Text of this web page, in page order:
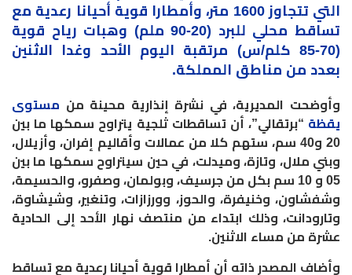
التي تتجاوز 1600 متر، وأمطارا قوية أحيانا رعدية مع
تساقط محلي للبرد (20-90 ملم) وهبات رياح قوية
(70-85 كلم/س) مرتقبة اليوم الأحد وغدا الاثنين
بعدد من مناطق المملكة.
وأوضحت المديرية، في نشرة إنذارية محينة من مستوى
يقظة “برتقالي”، أن تساقطات ثلجية يتراوح سمكها ما بين
20 و40 سم، ستهم كلا من عمالات وأقاليم إفران، وأزيلال،
وبني ملال، وتازة، وميدلت، في حين سيتراوح سمكها ما بين
05 و 10 سم بكل من جرسيف، وبولمان، وصفرو، والحسيمة،
وشفشاون، وخنيفرة، والحوز، وورزازات، وتنغير، وشيشاوة،
وتارودانت، وذلك ابتداء من منتصف نهار الأحد إلى الحادية
عشرة من مساء الاثنين.
وأضاف المصدر ذاته أن أمطارا قوية أحيانا رعدية مع تساقط